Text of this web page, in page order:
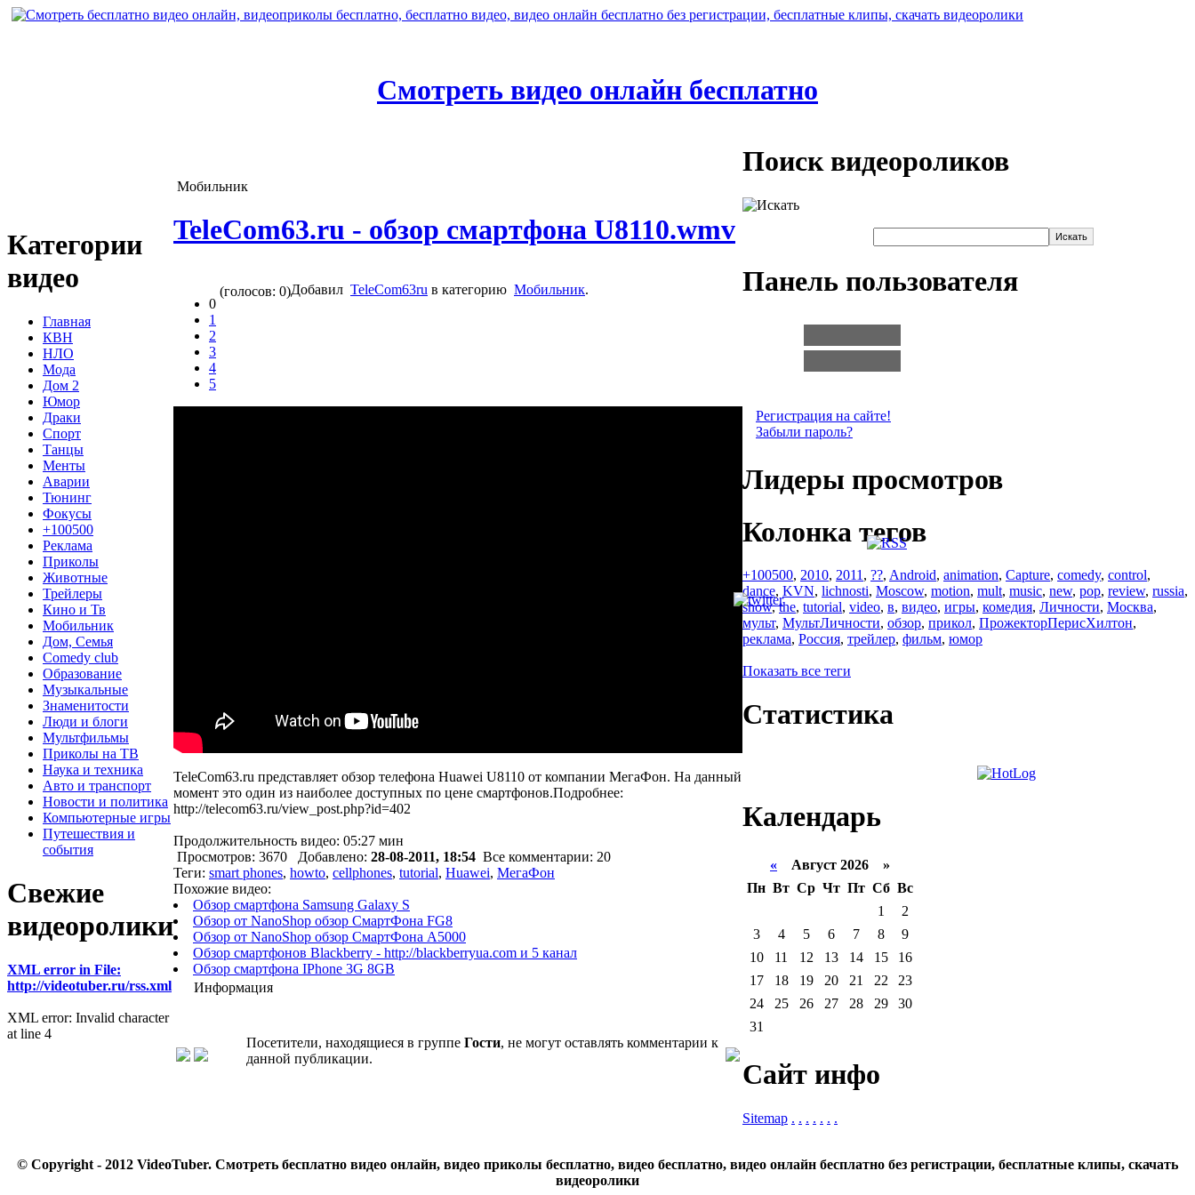
Смотреть видео онлайн бесплатно
Категории
видео
Главная
КВН
НЛО
Мода
Дом 2
Юмор
Драки
Спорт
Танцы
Менты
Аварии
Тюнинг
Фокусы
+100500
Реклама
Приколы
Животные
Трейлеры
Кино и Тв
Мобильник
Дом, Семья
Comedy club
Образование
Музыкальные
Знаменитости
Люди и блоги
Мультфильмы
Приколы на ТВ
Наука и техника
Авто и транспорт
Новости и политика
Компьютерные игры
Путешествия и
события
Свежие
видеоролики
XML error in File:
http://videotuber.ru/rss.xml
XML error: Invalid character
at line 4
Мобильник
TeleCom63.ru - обзор смартфона U8110.wmv
0
1
2
3
4
5
(голосов: 0)Добавил TeleCom63ru в категорию Мобильник.
TeleCom63.ru представляет обзор телефона Huawei U8110 от компании МегаФон. На данный
момент это один из наиболее доступных по цене смартфонов.Подробнее:
http://telecom63.ru/view_post.php?id=402
Продолжительность видео: 05:27 мин
Просмотров: 3670 Добавлено: 28-08-2011, 18:54 Все комментарии: 20
Теги: smart phones, howto, cellphones, tutorial, Huawei, МегаФон
Похожие видео:
Обзор смартфона Samsung Galaxy S
Обзор от NanoShop обзор СмартФона FG8
Обзор от NanoShop обзор СмартФона A5000
Обзор смартфонов Blackberry - http://blackberryua.com и 5 канал
Обзор смартфона IPhone 3G 8GB
Информация
Посетители, находящиеся в группе Гости, не могут оставлять комментарии к
данной публикации.
Поиск видеороликов
Панель пользователя
Регистрация на сайте!
Забыли пароль?
Лидеры просмотров
Колонка тегов
+100500, 2010, 2011 , ??, Android, animation, Capture, comedy, control,
dance, KVN, lichnosti, Moscow, motion, mult, music, new, pop, review, russia,
show,the, tutorial, video, в, видео, игры, комедия, Личности, Москва,
мульт, МультЛичности, обзор, прикол, ПрожекторПерисХилтон,
реклама, Россия, трейлер, фильм, юмор
Показать все теги
Статистика
Календарь
« Август 2026 »
Пн Вт Ср Чт Пт Сб Вс
1
2
3
4 5 6 7 8
9
10
11 12 13 14 15
16
17
18 19 20 21 22
23
24
25 26 27 28 29
30
31
Сайт инфо
Sitemap . . . . . . .
© Copyright - 2012 VideoTuber. Смотреть бесплатно видео онлайн, видео приколы бесплатно, видео бесплатно, видео онлайн бесплатно без регистрации, бесплатные клипы, скачать
видеоролики